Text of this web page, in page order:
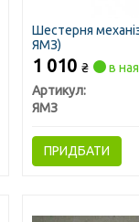
Шестерня
ЯМЗ)
1 010₴
в
Артикул:
ЯМЗ
ПРИДБАТИ